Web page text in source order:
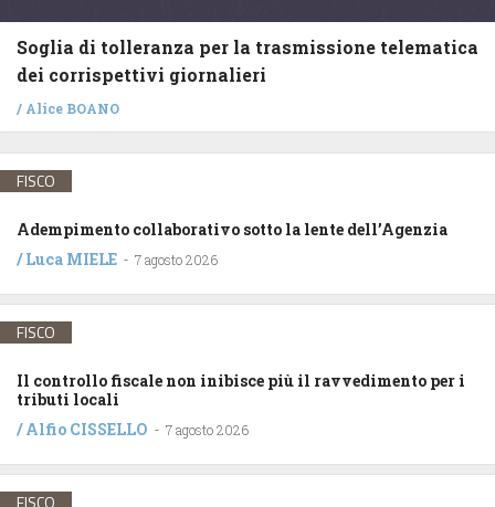
Soglia di tolleranza per la trasmissione telematica
dei corrispettivi giornalieri
/ Alice BOANO
FISCO
Adempimento collaborativo sotto la lente dell’Agenzia
/Luca MIELE - 7 agosto 2026
FISCO
Il controllo fiscale non inibisce più il ravvedimento per i
tributi locali
/Alfio CISSELLO - 7 agosto 2026
FISCO